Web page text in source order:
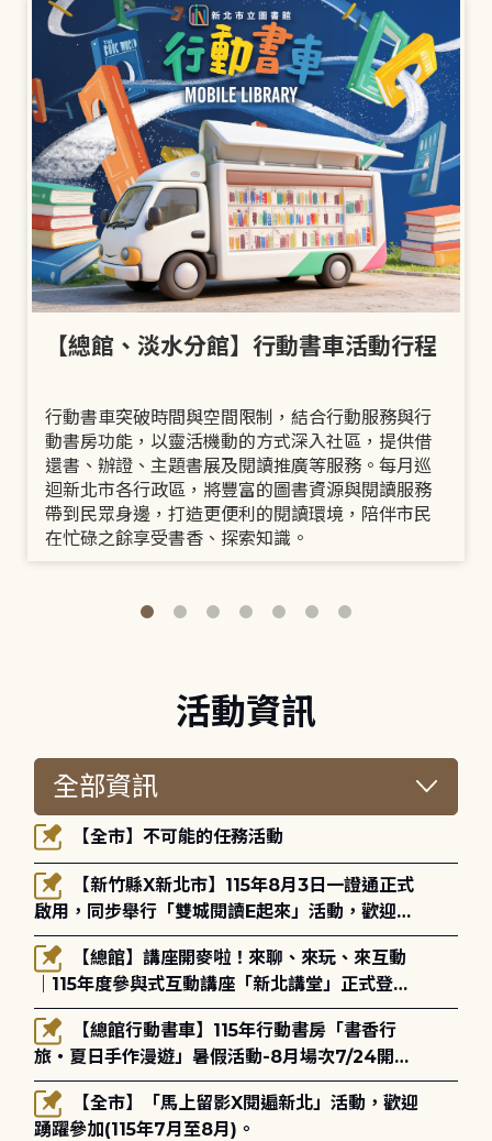
【總館、淡水分館】行動書車活動行程
行動書車突破時間與空間限制，結合行動服務與行
動書房功能，以靈活機動的方式深入社區，提供借
還書、辦證、主題書展及閱讀推廣等服務。每月巡
迴新北市各行政區，將豐富的圖書資源與閱讀服務
帶到民眾身邊，打造更便利的閱讀環境，陪伴市民
在忙碌之餘享受書香、探索知識。
活動資訊
【全市】不可能的任務活動
啟用，同步舉行「雙城閱讀E起來」活動，歡迎踴
躍參加(115年8月3日至10月4日)。
｜115年度參與式互動講座「新北講堂」正式登
場！
旅・夏日手作漫遊」暑假活動-8月場次7/24開始
報名
踴躍參加(115年7月至8月)。